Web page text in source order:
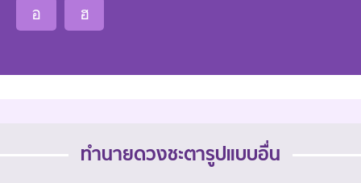
อ
ฮ
ทำนายดวงชะตารูปแบบอื่น